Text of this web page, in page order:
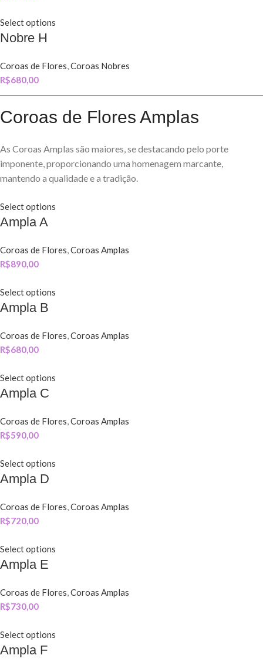
Select options
Nobre H
Coroas de Flores,Coroas Nobres
R$680,00
Coroas de Flores Amplas
As Coroas Amplas são maiores, se destacando pelo porte
imponente, proporcionando uma homenagem marcante,
mantendo a qualidade e a tradição.
Select options
Ampla A
Coroas de Flores,Coroas Amplas
R$890,00
Select options
Ampla B
Coroas de Flores,Coroas Amplas
R$680,00
Select options
Ampla C
Coroas de Flores,Coroas Amplas
R$590,00
Select options
Ampla D
Coroas de Flores,Coroas Amplas
R$720,00
Select options
Ampla E
Coroas de Flores,Coroas Amplas
R$730,00
Select options
Ampla F